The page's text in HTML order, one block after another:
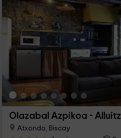
Olazabal Azpikoa - Alluitz
Atxondo, Biscay